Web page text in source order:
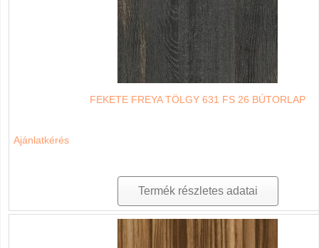
FEKETE FREYA TÖLGY 631 FS 26 BÚTORLAP
Ajánlatkérés
Termék részletes adatai